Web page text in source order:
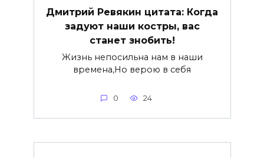
Дмитрий Ревякин цитата: Когда
задуют наши костры, вас
станет знобить!
Жизнь непосильна нам в наши
времена,Но верою в себя
0 24